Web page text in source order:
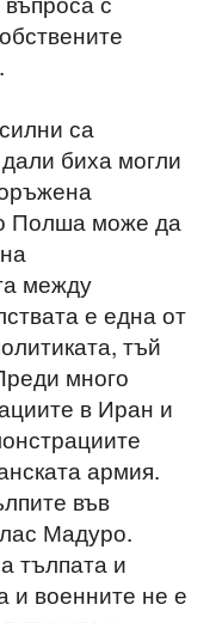
са
биха могли
Полша може да
между
е една от
тъй
много
в Иран и
армия.
във
Мадуро.
тълпата и
и военните не е